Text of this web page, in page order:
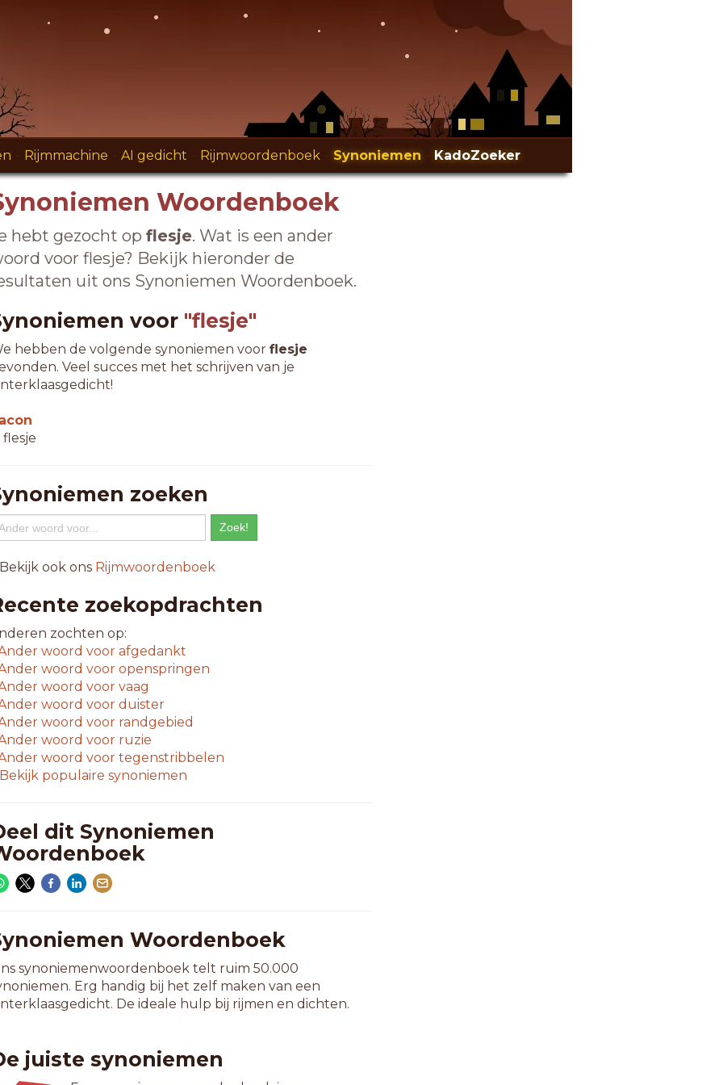
Rijmmachine AI gedicht Rijmwoordenboek Synoniemen KadoZoeker
Woordenboek
hebt gezocht op flesje. Wat is een ander
voor flesje? Bekijk hieronder de
uit ons Synoniemen Woordenboek.
voor "flesje"
hebben de volgende synoniemen voor flesje
Veel succes met het schrijven van je
flesje
zoeken
ook ons Rijmwoordenboek
zoekopdrachten
zochten op:
woord voorafgedankt
woord vooropenspringen
woord voorvaag
woord voorduister
woord voorrandgebied
woord voorruzie
woord voortegenstribbelen
Bekijk populaire synoniemen
dit Synoniemen
Woordenboek
synoniemenwoordenboek telt ruim 50.000
Erg handig bij het zelf maken van een
De ideale hulp bij rijmen en dichten.
juiste synoniemen